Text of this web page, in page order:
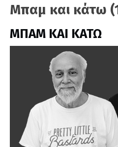
Μπαμ και κάτω
ΜΠΑΜ ΚΑΙ ΚΑΤΩ